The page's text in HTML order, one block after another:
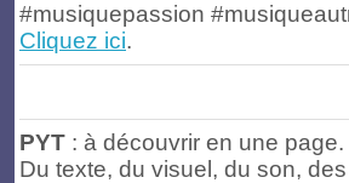
#musiquepassion
Cliquez ici.
PYT : à découvrir en une page.
Du texte, du visuel, du son,